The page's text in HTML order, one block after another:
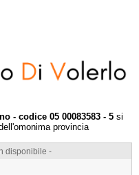
- codice 05 00083583 - 5 si
provincia
disponibile -